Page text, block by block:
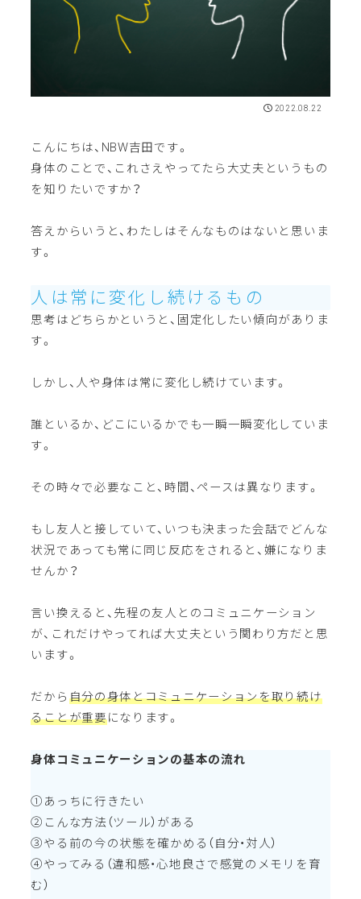
2022.08.22
こんにちは、NBW吉田です。
身体のことで、これさえやってたら大丈夫というもの
を知りたいですか？
答えからいうと、わたしはそんなものはないと思いま
す。
人は常に変化し続けるもの
思考はどちらかというと、固定化したい傾向がありま
す。
しかし、人や身体は常に変化し続けています。
誰といるか、どこにいるかでも一瞬一瞬変化していま
す。
その時々で必要なこと、時間、ペースは異なります。
もし友人と接していて、いつも決まった会話でどんな
状況であっても常に同じ反応をされると、嫌になりま
せんか？
言い換えると、先程の友人とのコミュニケーション
が、これだけやってれば大丈夫という関わり方だと思
います。
だから 自分の身体とコミュニケーションを取り続け
ることが重要になります。
身体コミュニケーションの基本の流れ
①あっちに行きたい
②こんな方法（ツール）がある
③やる前の今の状態を確かめる（自分・対人）
④やってみる（違和感・心地良さで感覚のメモリを育
む）